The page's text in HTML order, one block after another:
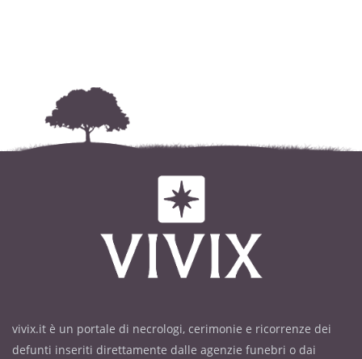
vivix.it è un portale di necrologi, cerimonie e ricorrenze dei
defunti inseriti direttamente dalle agenzie funebri o dai